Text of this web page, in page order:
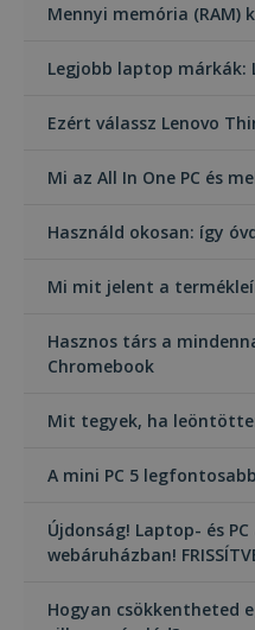
Mennyi memória (RAM)
Legjobb laptop márkák:
Ezért válassz Lenovo
Mi az All In One PC és
Használd okosan: így
Mi mit jelent a
Hasznos társ a
Chromebook
Mit tegyek, ha
A mini PC 5
Újdonság! Laptop- és
webáruházban!
Hogyan csökkentheted